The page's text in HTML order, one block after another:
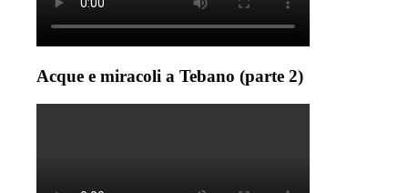
Acque e miracoli a Tebano (parte 2)